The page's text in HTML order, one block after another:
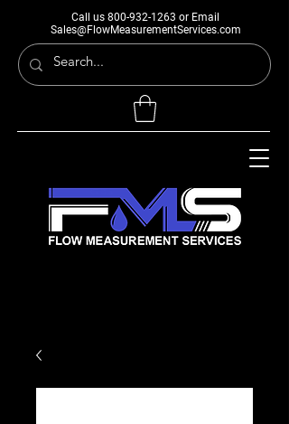
Call us 800-932-1263 or Email
Sales@FlowMeasurementServices.com